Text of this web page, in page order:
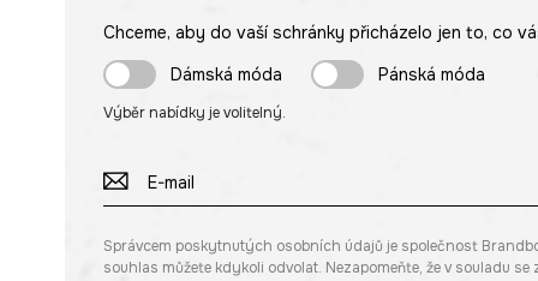
Chceme, aby do vaší schránky přicházelo jen to, co
Dámská móda
Pánská móda
Výběr nabídky je volitelný.
Správcem poskytnutých osobních údajů je společnost
souhlas můžete kdykoli odvolat. Nezapomeňte, že v souladu